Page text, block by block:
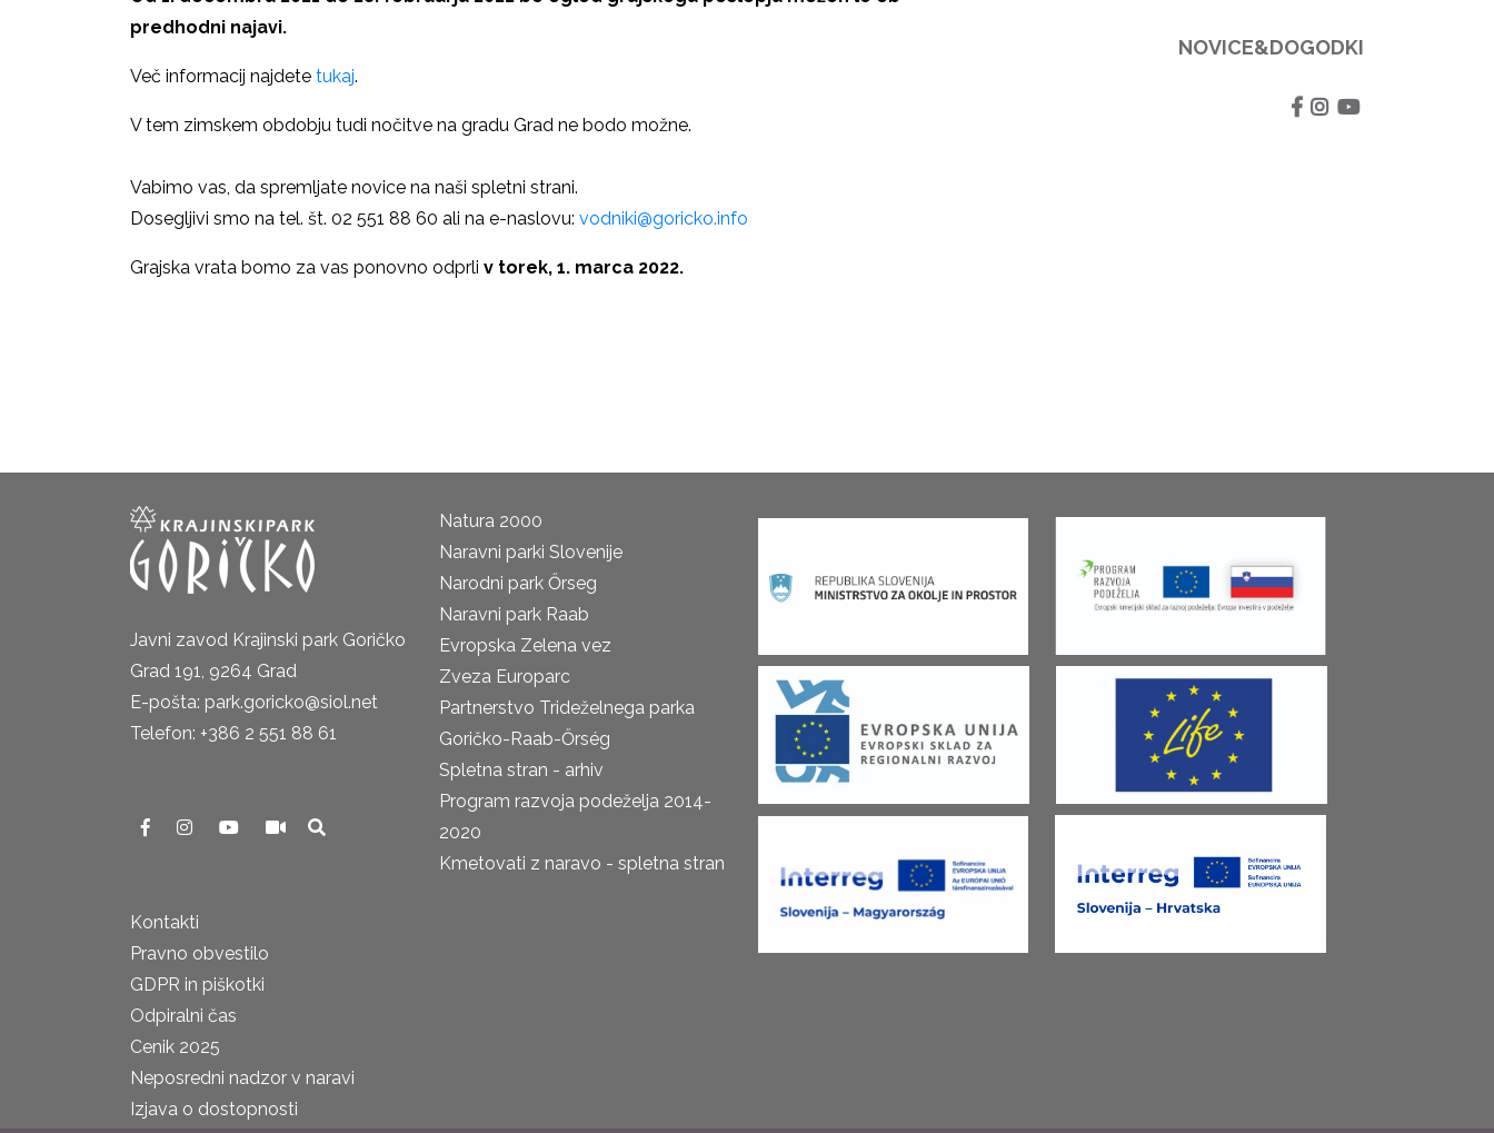
predhodni najavi.
Več informacij najdete tukaj.
V tem zimskem obdobju tudi nočitve na gradu Grad ne bodo možne.
Vabimo vas, da spremljate novice na naši spletni strani.
Dosegljivi smo na tel. št. 02 551 88 60 ali na e-naslovu: vodniki@goricko.info
Grajska vrata bomo za vas ponovno odprli v torek, 1. marca 2022.
NOVICE&DOGODKI
Javni zavod Krajinski park Goričko
Grad 191, 9264 Grad
E-pošta: park.goricko@siol.net
Telefon: +386 2 551 88 61
Kontakti
Pravno obvestilo
GDPR in piškotki
Odpiralni čas
Cenik 2025
Neposredni nadzor v naravi
Izjava o dostopnosti
Natura 2000
Naravni parki Slovenije
Narodni park Őrseg
Naravni park Raab
Evropska Zelena vez
Zveza Europarc
Partnerstvo Trideželnega parka
Goričko-Raab-Őrség
Spletna stran - arhiv
Program razvoja podeželja 2014-
2020
Kmetovati z naravo - spletna stran